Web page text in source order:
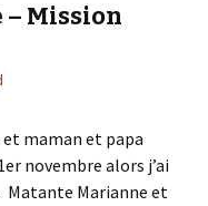
Mission
et maman et papa
novembre alors j’ai
Matante Marianne et